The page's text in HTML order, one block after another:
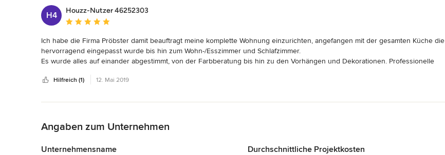
Seit 2008 ist die Firma Pröbster das Einrichtungshaus unseres Vertrauens. Mal ist es nur ein Möbelstück gewesen, dann
waren es einzelne Zimmer und jetzt das ganze Haus. Immer auf höchstem Niveau, einfach super! Wir haben das Unternehmen
gerne an Freunde weiter empfohlen und werden es weiter tun!
H4
Houzz-Nutzer 46252303
Durchschnittliche Bewertung: 5 von 5 Sternen
Ich habe die Firma Pröbster damit beauftragt meine komplette Wohnung einzurichten, angefangen mit der gesamten Küche die
hervorragend eingepasst wurde bis hin zum Wohn-/Esszimmer und Schlafzimmer.
Es wurde alles auf einander abgestimmt, von der Farbberatung bis hin zu den Vorhängen und Dekorationen. Professionelle
Hilfreich (1) 12. Mai 2019
Angaben zum Unternehmen
Unternehmensname Durchschnittliche Projektkosten